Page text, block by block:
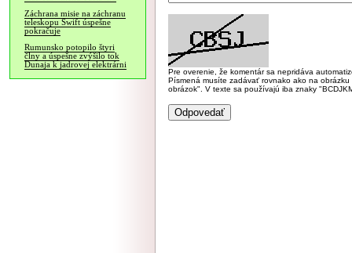
Záchrana misie na záchranu
teleskopu Swift úspešne
pokračuje
Rumunsko potopilo štyri
člny a úspešne zvýšilo tok
Dunaja k jadrovej elektrárni
Pre overenie, že komentár sa nepridáva
Písmená musíte zadávať rovnako ako na
obrázok". V texte sa používajú iba znaky